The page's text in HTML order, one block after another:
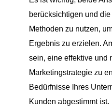
berücksichtigen und
Methoden zu nutzen,
Ergebnis zu erzielen.
sein, eine effektive und
Marketingstrategie zu
Bedürfnisse Ihres
Kunden abgestimmt ist.